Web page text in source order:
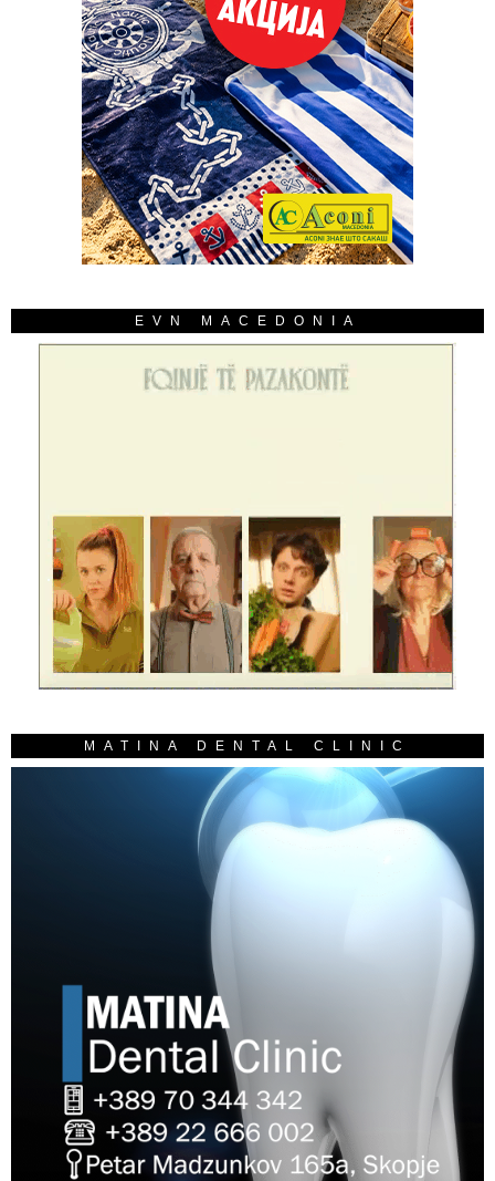
EVN MACEDONIA
MATINA DENTAL CLINIC